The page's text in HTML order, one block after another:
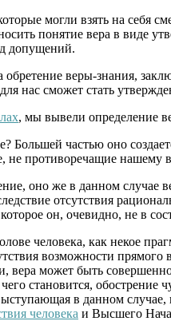
могли взять на себя
понятие вера в виде
допущений.
обретение веры-знания,
нас сможет стать
, мы вывели определение
Большей частью оно
не противоречащие
оно же в данном случае
отсутствия
он, очевидно, не в
человека, как некое
возможности прямого
может быть совершенно
чего становится,
в данном случае,
человека и Высшего